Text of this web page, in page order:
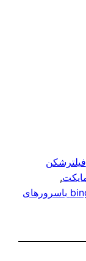
فیلترشکن
,
فیلترشکنbingo باسرورهای